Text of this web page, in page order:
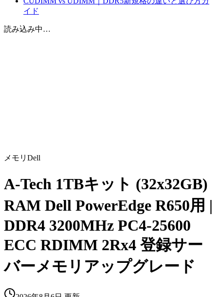
イド
読み込み中…
メモリ Dell
A-Tech 1TBキット (32x32GB)
RAM Dell PowerEdge R650用 |
DDR4 3200MHz PC4-25600
ECC RDIMM 2Rx4 登録サー
バーメモリアップグレード